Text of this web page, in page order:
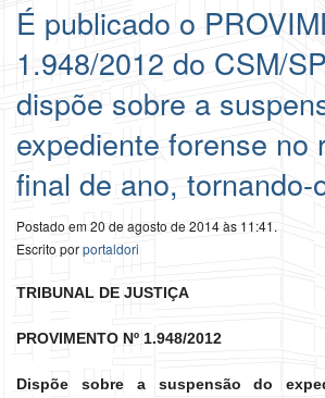
É publicado o
1.948/2012 do CSM/
dispõe sobre a
expediente forense no
final de ano, tornando-
Postado em 20 de agosto de 2014 às 11:41.
Escrito porportaldori
TRIBUNAL DE JUSTIÇA
PROVIMENTO Nº 1.948/2012
Dispõe sobre a suspensão do